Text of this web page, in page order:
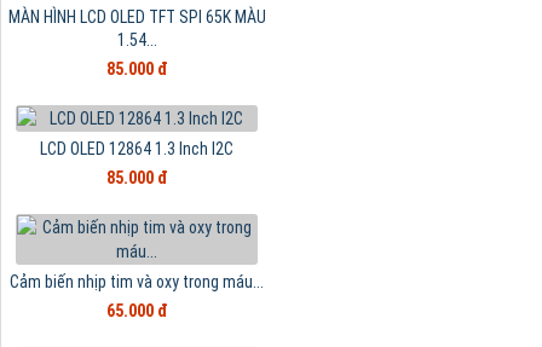
MÀN HÌNH LCD OLED TFT SPI 65K MÀU
1.54...
85.000 đ
LCD OLED 12864 1.3 Inch I2C
85.000 đ
Cảm biến nhịp tim và oxy trong máu...
65.000 đ